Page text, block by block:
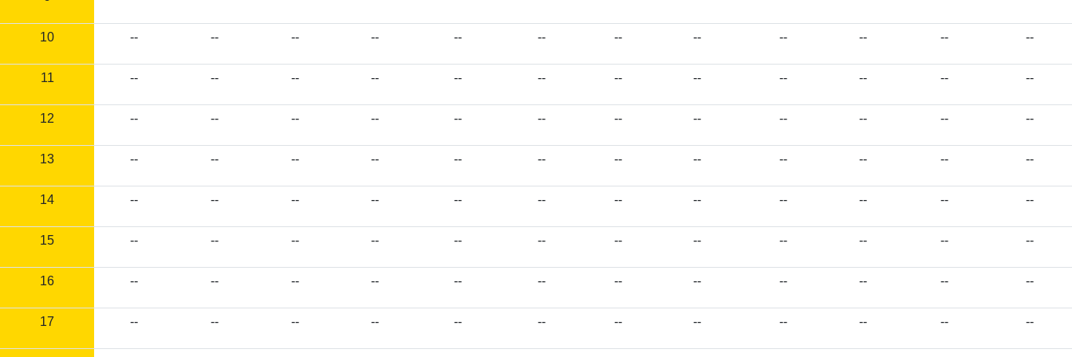
10 -- -- -- -- -- -- -- -- -- -- -- --
11 -- -- -- -- -- -- -- -- -- -- -- --
12 -- -- -- -- -- -- -- -- -- -- -- --
13 -- -- -- -- -- -- -- -- -- -- -- --
14 -- -- -- -- -- -- -- -- -- -- -- --
15 -- -- -- -- -- -- -- -- -- -- -- --
16 -- -- -- -- -- -- -- -- -- -- -- --
17 -- -- -- -- -- -- -- -- -- -- -- --